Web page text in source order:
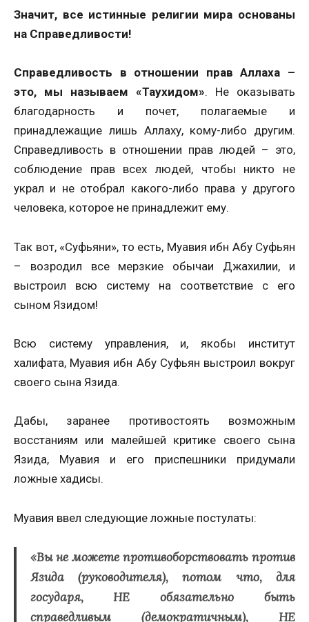
Значит, все истинные религии мира основаны
на Справедливости!
Справедливость в отношении прав Аллаха –
это, мы называем «Таухидом». Не оказывать
благодарность и почет, полагаемые и
принадлежащие лишь Аллаху, кому-либо другим.
Справедливость в отношении прав людей – это,
соблюдение прав всех людей, чтобы никто не
украл и не отобрал какого-либо права у другого
человека, которое не принадлежит ему.
Так вот, «Суфьяни», то есть, Муавия ибн Абу Суфьян
– возродил все мерзкие обычаи Джахилии, и
выстроил всю систему на соответствие с его
сыном Язидом!
Всю систему управления, и, якобы институт
халифата, Муавия ибн Абу Суфьян выстроил вокруг
своего сына Язида.
Дабы, заранее противостоять возможным
восстаниям или малейшей критике своего сына
Язида, Муавия и его приспешники придумали
ложные хадисы.
Муавия ввел следующие ложные постулаты:
«Вы не можете противоборствовать против
Язида (руководителя), потом что, для
государя, НЕ обязательно быть
справедливым (демократичным), НЕ